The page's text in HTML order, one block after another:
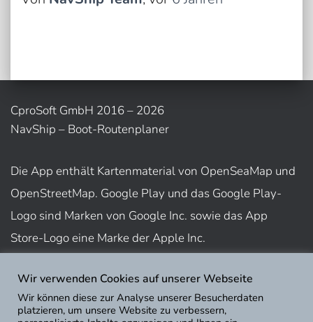
CproSoft GmbH 2016 – 2026
NavShip – Boot-Routenplaner
Die App enthält Kartenmaterial von OpenSeaMap und
OpenStreetMap. Google Play und das Google Play-
Logo sind Marken von Google Inc. sowie das App
Store-Logo eine Marke der Apple Inc.
Nutzungsbedingungen
Impressum
Wir verwenden Cookies auf unserer Webseite
Wir können diese zur Analyse unserer Besucherdaten
platzieren, um unsere Website zu verbessern,